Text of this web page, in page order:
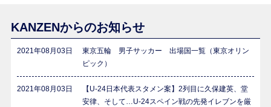
KANZENからのお知らせ
2021年08月03日
東京五輪 男子サッカー 出場国一覧（東京オリン
ピック）
2021年08月03日
【U-24日本代表スタメン案】2列目に久保建英、堂
安律、そして…U-24スペイン戦の先発イレブンを厳